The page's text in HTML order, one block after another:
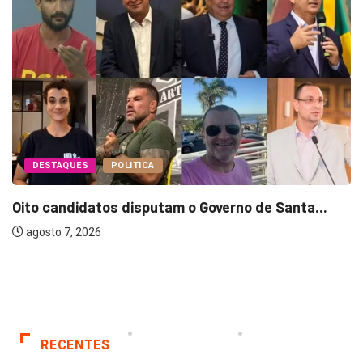
DESTAQUES POLITICA
Oito candidatos disputam o Governo de Santa...
agosto 7, 2026
RECENTES